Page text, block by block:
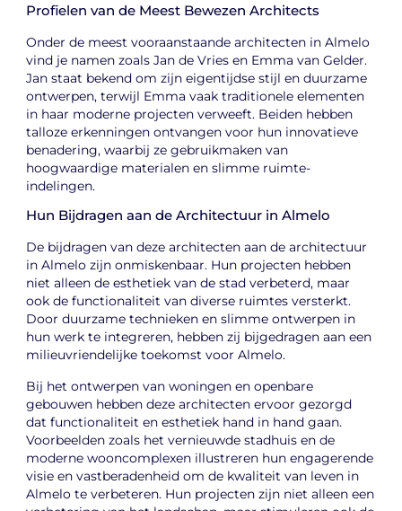
Profielen van de Meest Bewezen Architects
Onder de meest vooraanstaande architecten in Almelo
vind je namen zoals Jan de Vries en Emma van Gelder.
Jan staat bekend om zijn eigentijdse stijl en duurzame
ontwerpen, terwijl Emma vaak traditionele elementen
in haar moderne projecten verweeft. Beiden hebben
talloze erkenningen ontvangen voor hun innovatieve
benadering, waarbij ze gebruikmaken van
hoogwaardige materialen en slimme ruimte-
indelingen.
Hun Bijdragen aan de Architectuur in Almelo
De bijdragen van deze architecten aan de architectuur
in Almelo zijn onmiskenbaar. Hun projecten hebben
niet alleen de esthetiek van de stad verbeterd, maar
ook de functionaliteit van diverse ruimtes versterkt.
Door duurzame technieken en slimme ontwerpen in
hun werk te integreren, hebben zij bijgedragen aan een
milieuvriendelijke toekomst voor Almelo.
Bij het ontwerpen van woningen en openbare
gebouwen hebben deze architecten ervoor gezorgd
dat functionaliteit en esthetiek hand in hand gaan.
Voorbeelden zoals het vernieuwde stadhuis en de
moderne wooncomplexen illustreren hun engagerende
visie en vastberadenheid om de kwaliteit van leven in
Almelo te verbeteren. Hun projecten zijn niet alleen een